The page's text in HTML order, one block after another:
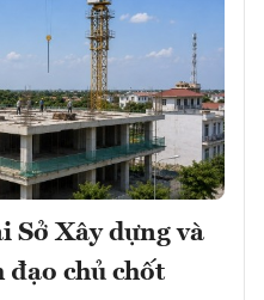
Sở Xây dựng và
chủ chốt